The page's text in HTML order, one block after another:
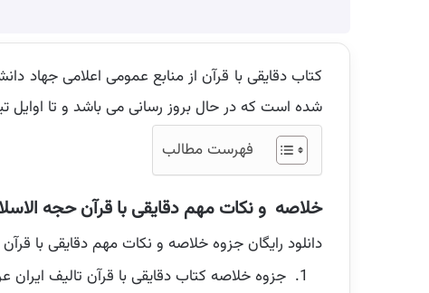
شده است که در حال بروز رسانی می باشد و تا اوایل
فهرست مطالب
خلاصه و نکات مهم دقایقی با قرآن حجه
دانلود رایگان جزوه خلاصه و نکات مهم دقایقی با
جزوه خلاصه کتاب دقایقی با قرآن تالیف ایران